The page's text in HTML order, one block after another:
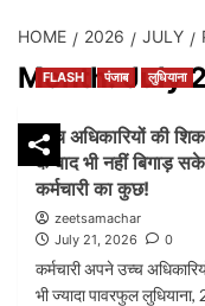
HOME 2026 JULY
Month:July
FLASH पंजाब लुधियाना
उच्च अधिकारियों की
के बाद भी नहीं बिगाड़ सके
कर्मचारी का कुछ!
zeetsamachar
July 21, 2026
0
कर्मचारी अपने उच्च
भी ज्यादा पावरफुल लुधियाना,